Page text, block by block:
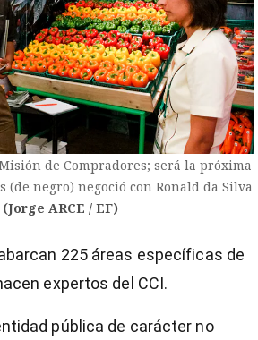
de Compradores; será la próxima
(de negro) negoció con Ronald da Silva
(Jorge ARCE / EF)
225 áreas específicas de
expertos del CCI.
pública de carácter no